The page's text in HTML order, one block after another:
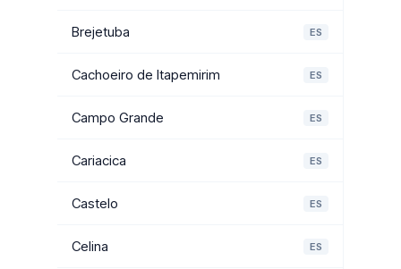
Brejetuba ES
Cachoeiro de Itapemirim ES
Campo Grande ES
Cariacica ES
Castelo ES
Celina ES